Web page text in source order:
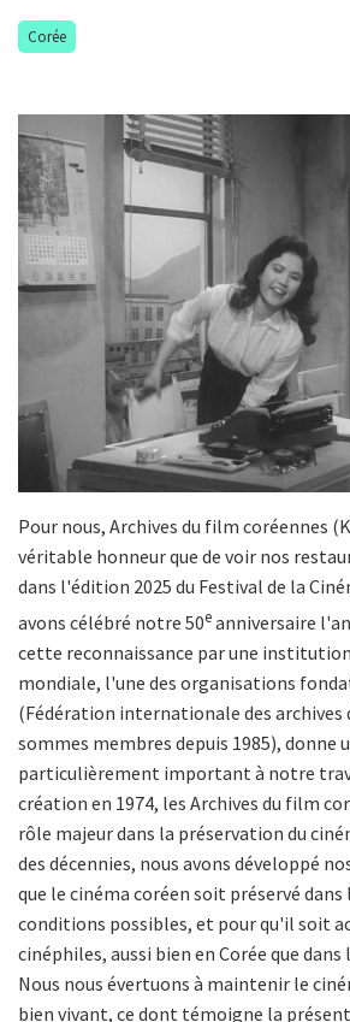
Corée
Pour nous, Archives du film coréennes
véritable honneur que de voir nos
dans l'édition 2025 du Festival de la
avons célébré notre 50eanniversaire
cette reconnaissance par une
mondiale, l'une des organisations
(Fédération internationale des archives
sommes membres depuis 1985), donne
particulièrement important à notre
création en 1974, les Archives du film
rôle majeur dans la préservation du
des décennies, nous avons développé
que le cinéma coréen soit préservé
conditions possibles, et pour qu'il soit
cinéphiles, aussi bien en Corée que
Nous nous évertuons à maintenir le
bien vivant, ce dont témoigne la